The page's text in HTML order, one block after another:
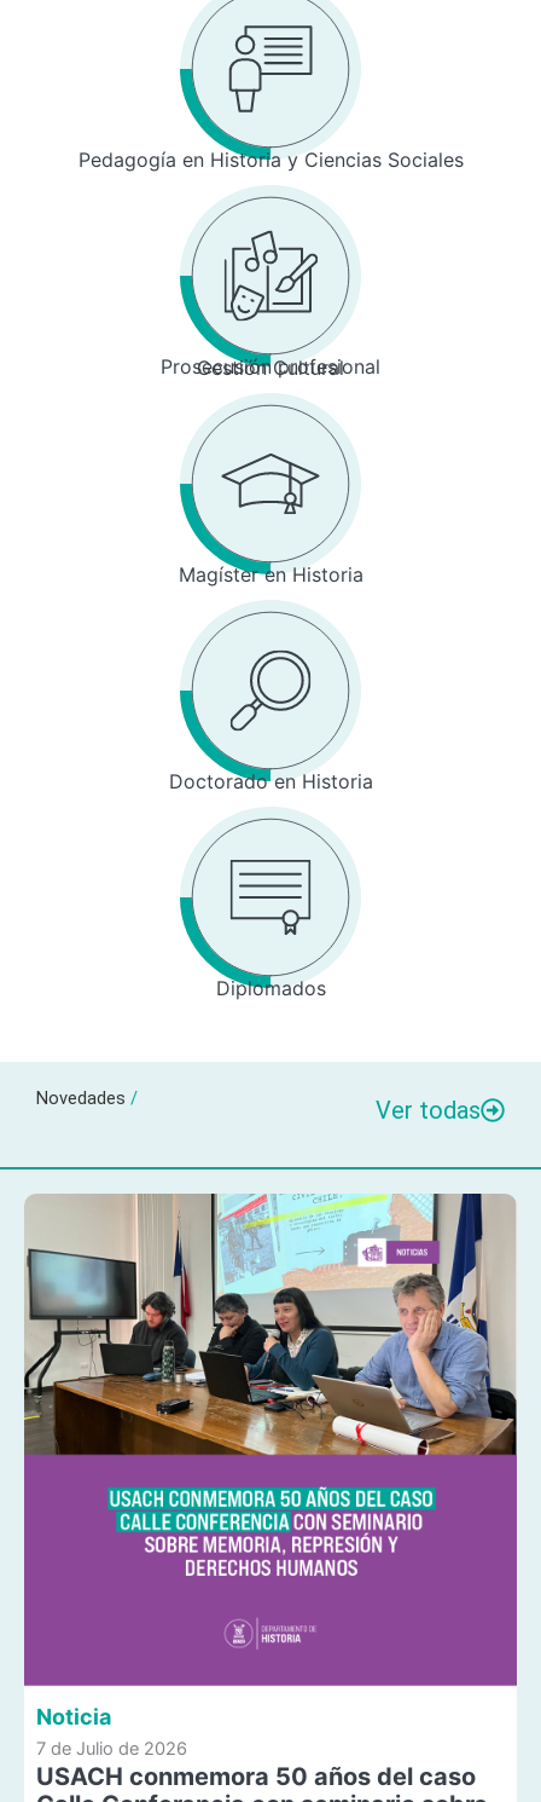
Pedagogía en Historia y Ciencias Sociales
Prosecusión profesional
Gestión Cultural
Magíster en Historia
Doctorado en Historia
Diplomados
Novedades / Ver todas
Noticia
7 de Julio de 2026
USACH conmemora 50 años del caso